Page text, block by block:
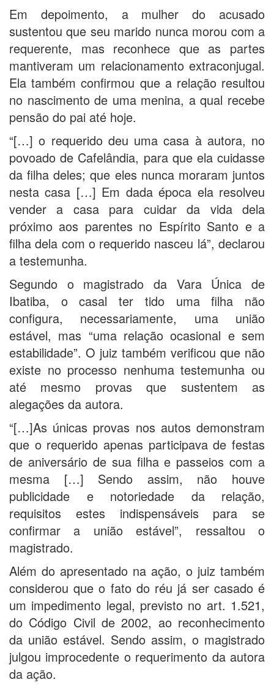
Em depoimento, a mulher do acusado
sustentou que seu marido nunca morou com a
requerente, mas reconhece que as partes
mantiveram um relacionamento extraconjugal.
Ela também confirmou que a relação resultou
no nascimento de uma menina, a qual recebe
pensão do pai até hoje.
“[…] o requerido deu uma casa à autora, no
povoado de Cafelândia, para que ela cuidasse
da filha deles; que eles nunca moraram juntos
nesta casa […] Em dada época ela resolveu
vender a casa para cuidar da vida dela
próximo aos parentes no Espírito Santo e a
filha dela com o requerido nasceu lá”, declarou
a testemunha.
Segundo o magistrado da Vara Única de
Ibatiba, o casal ter tido uma filha não
configura, necessariamente, uma união
estável, mas “uma relação ocasional e sem
estabilidade”. O juiz também verificou que não
existe no processo nenhuma testemunha ou
até mesmo provas que sustentem as
alegações da autora.
“[…]As únicas provas nos autos demonstram
que o requerido apenas participava de festas
de aniversário de sua filha e passeios com a
mesma […] Sendo assim, não houve
publicidade e notoriedade da relação,
requisitos estes indispensáveis para se
confirmar a união estável”, ressaltou o
magistrado.
Além do apresentado na ação, o juiz também
considerou que o fato do réu já ser casado é
um impedimento legal, previsto no art. 1.521,
do Código Civil de 2002, ao reconhecimento
da união estável. Sendo assim, o magistrado
julgou improcedente o requerimento da autora
da ação.